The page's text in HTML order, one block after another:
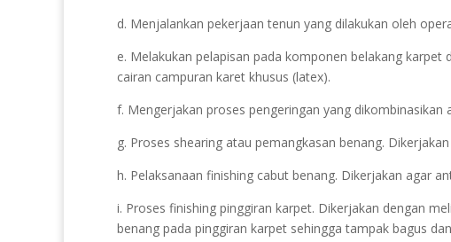
d. Menjalankan pekerjaan tenun yang dilakukan oleh
e. Melakukan pelapisan pada komponen belakang
cairan campuran karet khusus (latex).
f. Mengerjakan proses pengeringan yang
g. Proses shearing atau pemangkasan benang.
h. Pelaksanaan finishing cabut benang. Dikerjakan agar
i. Proses finishing pinggiran karpet. Dikerjakan dengan
benang pada pinggiran karpet sehingga tampak bagus